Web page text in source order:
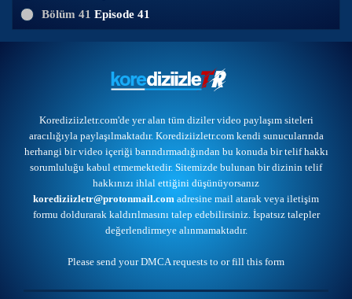
Bölüm 41 Episode 41
Korediziizletr.com'de yer alan tüm diziler video paylaşım siteleri
aracılığıyla paylaşılmaktadır. Korediziizletr.com kendi sunucularında
herhangi bir video içeriği barındırmadığından bu konuda bir telif hakkı
sorumluluğu kabul etmemektedir. Sitemizde bulunan bir dizinin telif
hakkınızı ihlal ettiğini düşünüyorsanız
korediziizletr@protonmail.com adresine mail atarak veya iletişim
formu doldurarak kaldırılmasını talep edebilirsiniz. İspatsız talepler
değerlendirmeye alınmamaktadır.
Please send your DMCA requests to orfill this form